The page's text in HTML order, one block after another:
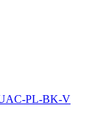
PL-BK-V